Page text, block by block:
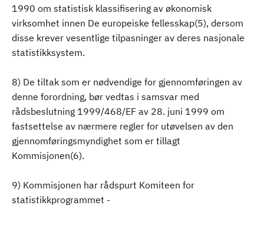
1990 om statistisk klassifisering av økonomisk
virksomhet innen De europeiske fellesskap(5), dersom
disse krever vesentlige tilpasninger av deres nasjonale
statistikksystem.
8) De tiltak som er nødvendige for gjennomføringen av
denne forordning, bør vedtas i samsvar med
rådsbeslutning 1999/468/EF av 28. juni 1999 om
fastsettelse av nærmere regler for utøvelsen av den
gjennomføringsmyndighet som er tillagt
Kommisjonen(6).
9) Kommisjonen har rådspurt Komiteen for
statistikkprogrammet -